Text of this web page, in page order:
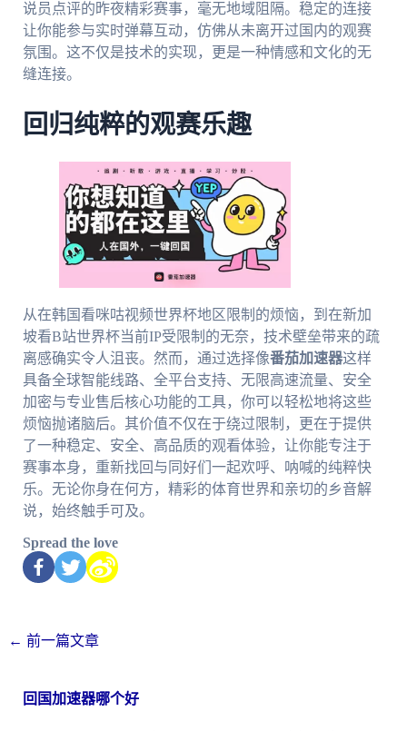
说员点评的昨夜精彩赛事，毫无地域阻隔。稳定的连接
让你能参与实时弹幕互动，仿佛从未离开过国内的观赛
氛围。这不仅是技术的实现，更是一种情感和文化的无
缝连接。
回归纯粹的观赛乐趣
从在韩国看咪咕视频世界杯地区限制的烦恼，到在新加
坡看B站世界杯当前IP受限制的无奈，技术壁垒带来的疏
离感确实令人沮丧。然而，通过选择像番茄加速器这样
具备全球智能线路、全平台支持、无限高速流量、安全
加密与专业售后核心功能的工具，你可以轻松地将这些
烦恼抛诸脑后。其价值不仅在于绕过限制，更在于提供
了一种稳定、安全、高品质的观看体验，让你能专注于
赛事本身，重新找回与同好们一起欢呼、呐喊的纯粹快
乐。无论你身在何方，精彩的体育世界和亲切的乡音解
说，始终触手可及。
Spread the love
← 前一篇文章
回国加速器哪个好